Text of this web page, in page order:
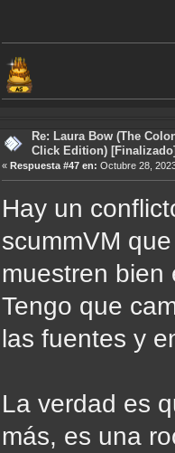
Re: Laura Bow (The
Click Edition)
« Respuesta #47 en: Octubre 28,
Hay un
scummVM
muestren bien
Tengo que
las fuentes y
La verdad es
más, es una